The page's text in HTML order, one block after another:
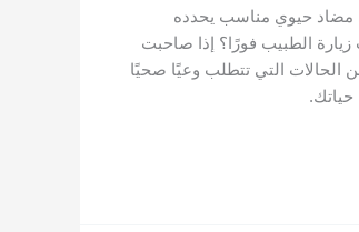
مضاد حيوي مناسب يحدده
زيارة الطبيب فورًا؟ إذا صاحبت
الحالات التي تتطلب وعيًا صحيًا